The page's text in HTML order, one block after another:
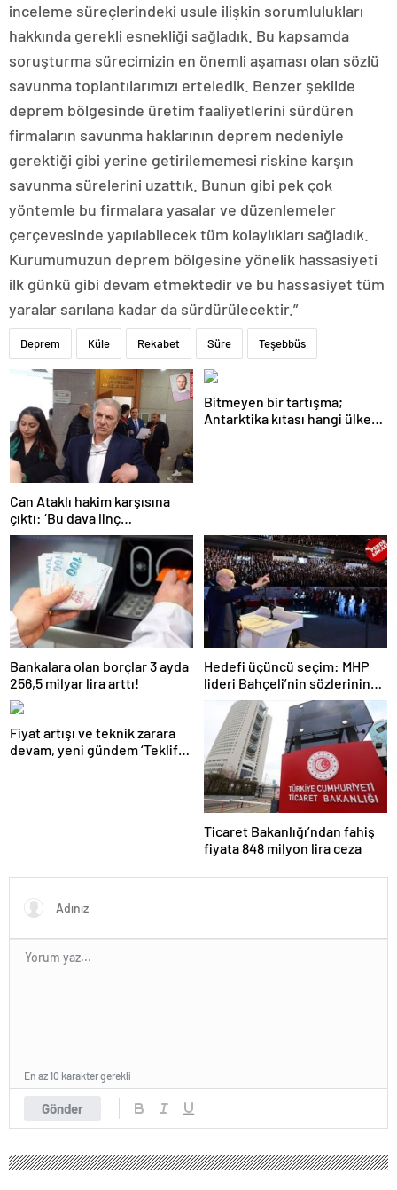
inceleme süreçlerindeki usule ilişkin sorumlulukları
hakkında gerekli esnekliği sağladık. Bu kapsamda
soruşturma sürecimizin en önemli aşaması olan sözlü
savunma toplantılarımızı erteledik. Benzer şekilde
deprem bölgesinde üretim faaliyetlerini sürdüren
firmaların savunma haklarının deprem nedeniyle
gerektiği gibi yerine getirilememesi riskine karşın
savunma sürelerini uzattık. Bunun gibi pek çok
yöntemle bu firmalara yasalar ve düzenlemeler
çerçevesinde yapılabilecek tüm kolaylıkları sağladık.
Kurumumuzun deprem bölgesine yönelik hassasiyeti
ilk günkü gibi devam etmektedir ve bu hassasiyet tüm
yaralar sarılana kadar da sürdürülecektir.”
Deprem Küle Rekabet Süre Teşebbüs
Can Ataklı hakim karşısına
çıktı: ‘Bu dava linç
kampanyasının bir sonucu’
Bitmeyen bir tartışma;
Antarktika kıtası hangi ülkeye
Bankalara olan borçlar 3 ayda
256,5 milyar lira arttı!
Hedefi üçüncü seçim: MHP
lideri Bahçeli’nin sözlerinin
gerisinde ‘erken seçim
formülü’ yattığı konuşuluyor
Fiyat artışı ve teknik zarara
devam, yeni gündem ‘Teklif
Ticaret Bakanlığı’ndan fahiş
fiyata 848 milyon lira ceza
Gönder
En az 10 karakter gerekli